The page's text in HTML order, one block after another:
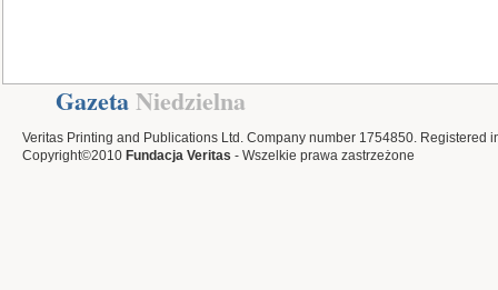
GazetaNiedzielna
Veritas Printing and Publications Ltd. Company number 1754850. Registered
Copyright©2010 Fundacja Veritas - Wszelkie prawa zastrzeżone